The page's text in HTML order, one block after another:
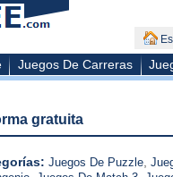
Juegos De Carreras
gratuita
Juegos De Puzzle